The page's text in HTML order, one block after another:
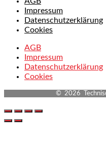
Impressum
Datenschutzerklärung
Cookies
AGB
Impressum
Datenschutzerklärung
Cookies
© 2026